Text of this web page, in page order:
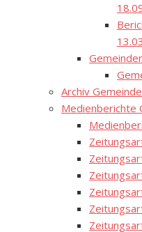
Archiv
Medienberichte